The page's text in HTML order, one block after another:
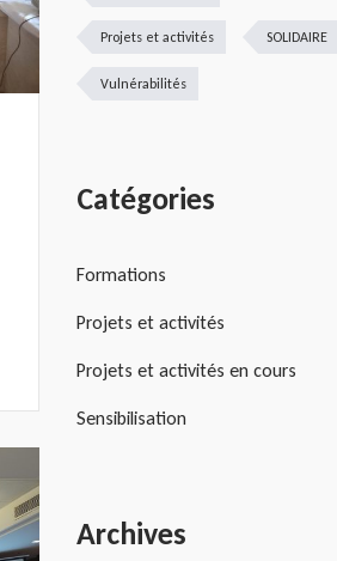
Projets et activités SOLIDAIRE
Vulnérabilités
Catégories
Formations
Projets et activités
Projets et activités en cours
Sensibilisation
Archives